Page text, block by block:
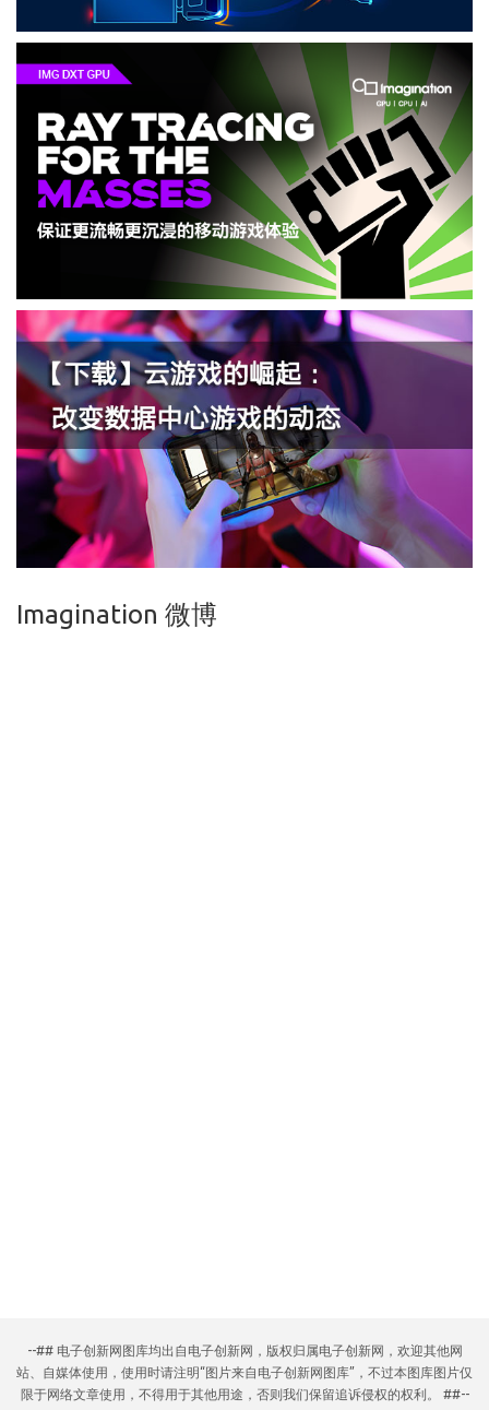
Imagination 微博
--## 电子创新网图库均出自电子创新网，版权归属电子创新网，欢迎其他网
站、自媒体使用，使用时请注明“图片来自电子创新网图库”，不过本图库图片仅
限于网络文章使用，不得用于其他用途，否则我们保留追诉侵权的权利。 ##--